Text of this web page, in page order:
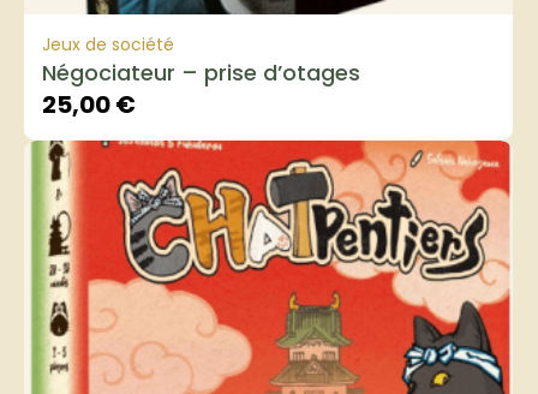
Jeux de société
Négociateur – prise d’otages
25,00€